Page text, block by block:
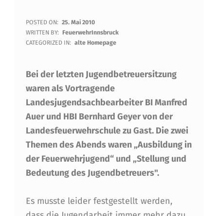
W
I
B
I
L
D
E
N
E
POSTED ON: 25. Mai 2010
WRITTEN BY: FeuerwehrInnsbruck
CATEGORIZED IN: alte Homepage
Bei der letzten Jugendbetreuersitzung
waren als Vortragende
Landesjugendsachbearbeiter BI Manfred
Auer und HBI Bernhard Geyer von der
Landesfeuerwehrschule zu Gast. Die zwei
Themen des Abends waren „Ausbildung in
der Feuerwehrjugend“ und „Stellung und
Bedeutung des Jugendbetreuers".
Es musste leider festgestellt werden,